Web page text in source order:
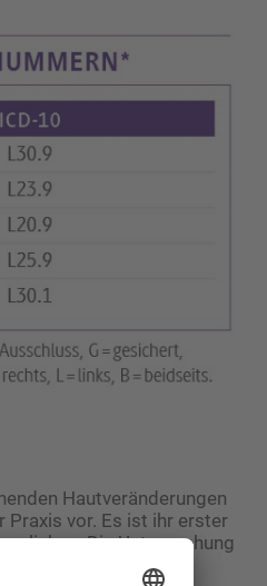
Hautveränderungen
Praxis vor. Es ist ihr erster
Die Untersuchung